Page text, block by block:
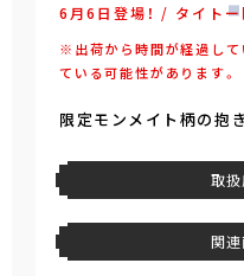
6月6日登場！ / タイトー
※出荷から時間が経過して
ている可能性があります。
限定モンメイト柄の抱
取
関